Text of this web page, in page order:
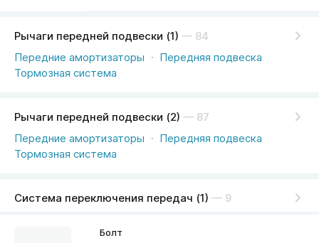
Рычаги передней подвески (1) — 84
Передние амортизаторы
Передняя подвеска
Тормозная система
Рычаги передней подвески (2) — 87
Передние амортизаторы
Передняя подвеска
Тормозная система
Система переключения передач (1) — 9